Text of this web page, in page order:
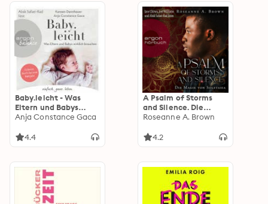
Baby.leicht - Was
Eltern und Babys
wirklich brauchen
Anja Constance Gaca
4.4
A Psalm of Storms
and Silence. Die
Magie von Solstasia -
Sonande, Band 2
Roseanne A. Brown
4.2